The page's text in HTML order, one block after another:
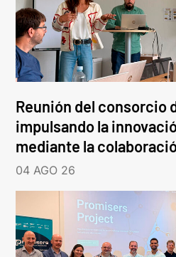
Reunión del consorcio
impulsando la
mediante la
04 AGO 26